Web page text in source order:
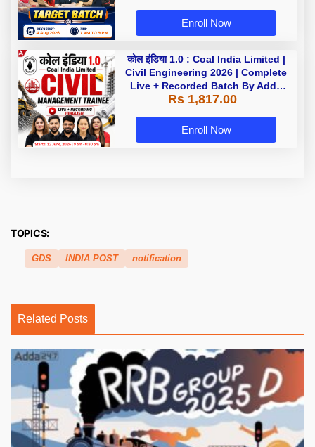
Enroll Now
कोल इंडिया 1.0 : Coal India Limited |
Civil Engineering 2026 | Complete
Live + Recorded Batch By Adda
247
Rs 1,817.00
Enroll Now
TOPICS:
GDS INDIA POST notification
Related Posts